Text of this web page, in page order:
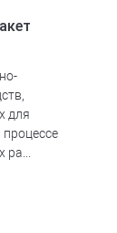
для